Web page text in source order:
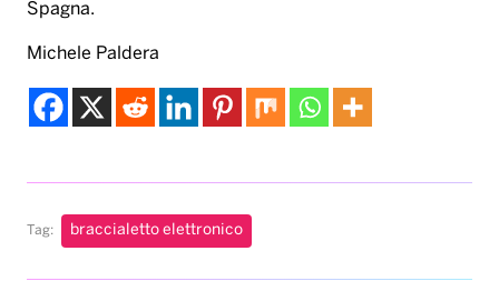
Spagna.
Michele Paldera
Tag: braccialetto elettronico